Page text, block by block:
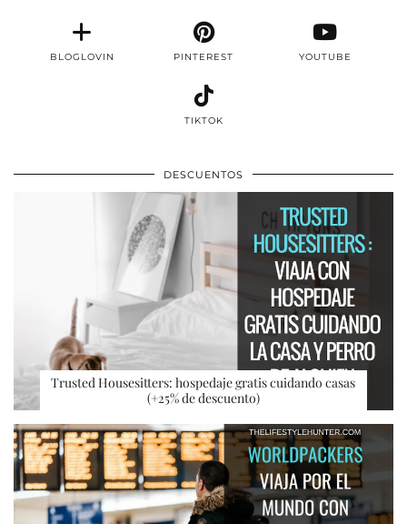
BLOGLOVIN PINTEREST YOUTUBE
TIKTOK
DESCUENTOS
Trusted Housesitters: hospedaje gratis cuidando casas
(+25% de descuento)